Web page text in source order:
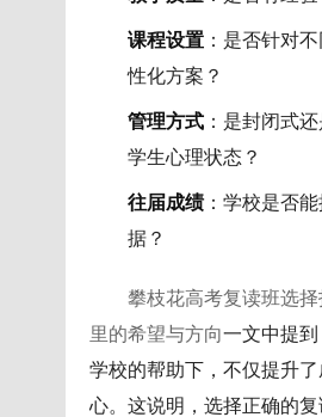
课程设置：是否针对
性化方案？
管理方式：是封闭式
学生心理状态？
往届成绩：学校是否
据？
攀枝花高考复读班选
里的希望与方向一文中提
学校的帮助下，不仅提升
心。这说明，选择正确的